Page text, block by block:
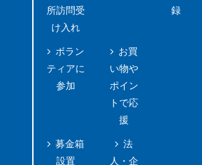
所訪問受
け入れ
ボラン
ティアに
参加
募金箱
設置
お買
い物や
ポイン
トで応
援
法
人・企
録